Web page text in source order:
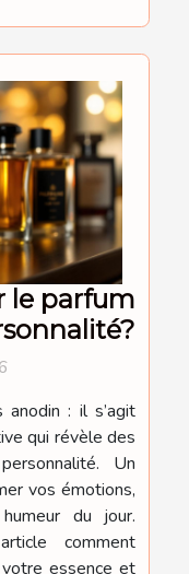
le parfum
anodin : il s’agit
qui révèle des
Un
vos émotions,
du jour.
comment
essence et